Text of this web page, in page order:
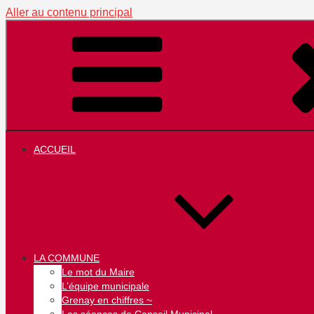
Aller au contenu principal
ACCUEIL
LA COMMUNE
Le mot du Maire
L’équipe municipale
Grenay en chiffres ~